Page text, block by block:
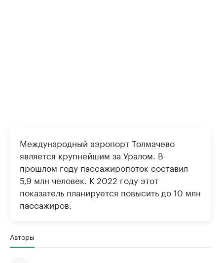
Международный аэропорт Толмачево
является крупнейшим за Уралом. В
прошлом году пассажиропоток составил
5,9 млн человек. К 2022 году этот
показатель планируется повысить до 10 млн
пассажиров.
Авторы